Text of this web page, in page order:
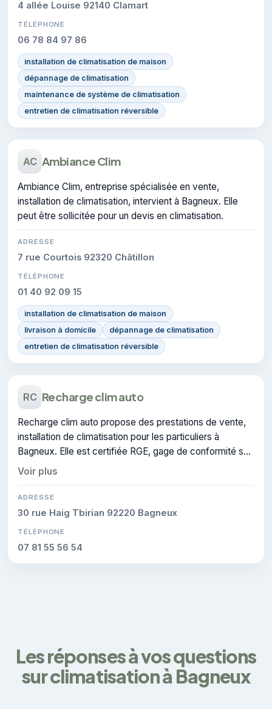
4 allée Louise 92140 Clamart
TÉLÉPHONE
06 78 84 97 86
installation de climatisation de maison
dépannage de climatisation
maintenance de système de climatisation
entretien de climatisation réversible
AC Ambiance Clim
Ambiance Clim, entreprise spécialisée en vente,
installation de climatisation, intervient à Bagneux. Elle
peut être sollicitée pour un devis en climatisation.
ADRESSE
7 rue Courtois 92320 Châtillon
TÉLÉPHONE
01 40 92 09 15
installation de climatisation de maison
livraison à domicile
dépannage de climatisation
entretien de climatisation réversible
RC Recharge clim auto
Recharge clim auto propose des prestations de vente,
installation de climatisation pour les particuliers à
Bagneux. Elle est certifiée RGE, gage de conformité sur
les interventions réalisées.
Voir plus
ADRESSE
30 rue Haig Tbirian 92220 Bagneux
TÉLÉPHONE
07 81 55 56 54
Les réponses à vos questions
sur climatisation à Bagneux